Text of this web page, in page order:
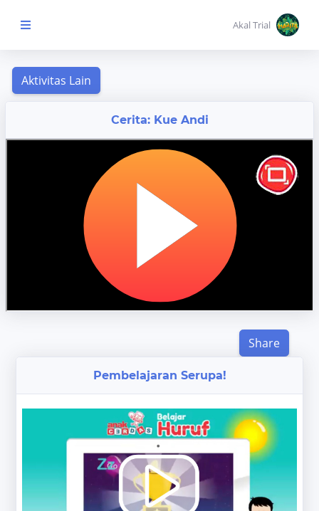
Beranda Anak
Akal Trial
Cerita: Kue Andi
Share
Pembelajaran Serupa!